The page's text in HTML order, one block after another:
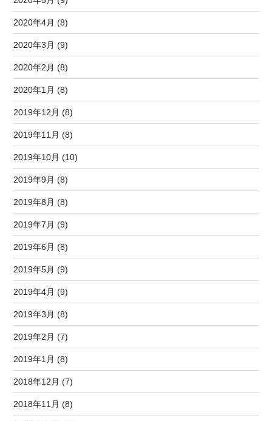
2020年4月 (8)
2020年3月 (9)
2020年2月 (8)
2020年1月 (8)
2019年12月 (8)
2019年11月 (8)
2019年10月 (10)
2019年9月 (8)
2019年8月 (8)
2019年7月 (9)
2019年6月 (8)
2019年5月 (9)
2019年4月 (9)
2019年3月 (8)
2019年2月 (7)
2019年1月 (8)
2018年12月 (7)
2018年11月 (8)